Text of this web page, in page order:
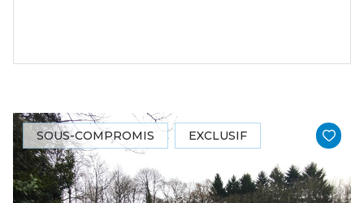
SOUS-COMPROMIS EXCLUSIF